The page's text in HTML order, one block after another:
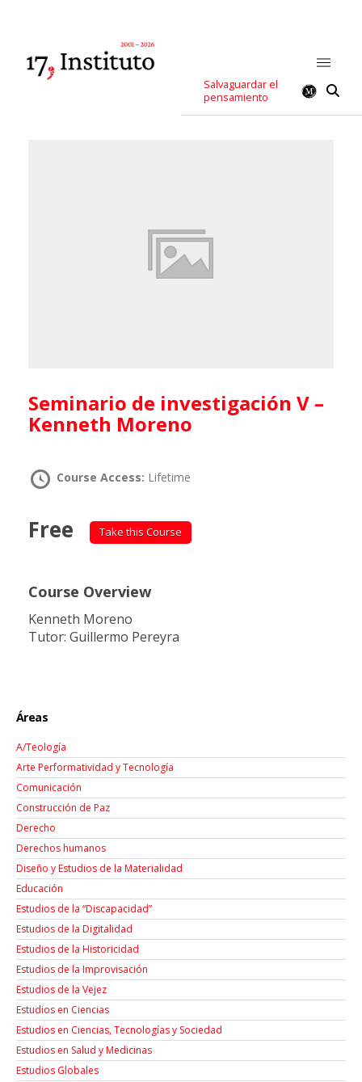
Salvaguardar el
pensamiento
Seminario de investigación V –
Kenneth Moreno
Course Access: Lifetime
Free Take this Course
Course Overview
Kenneth Moreno
Tutor: Guillermo Pereyra
Áreas
A/Teología
Arte Performatividad y Tecnología
Comunicación
Construcción de Paz
Derecho
Derechos humanos
Diseño y Estudios de la Materialidad
Educación
Estudios de la “Discapacidad”
Estudios de la Digitalidad
Estudios de la Historicidad
Estudios de la Improvisación
Estudios de la Vejez
Estudios en Ciencias
Estudios en Ciencias, Tecnologías y Sociedad
Estudios en Salud y Medicinas
Estudios Globales